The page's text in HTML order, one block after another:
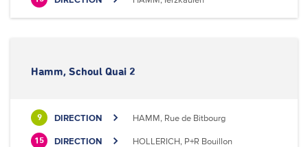
Hamm, Schoul Quai 2
9 DIRECTION HAMM, Rue de Bitbourg
15 DIRECTION HOLLERICH, P+R Bouillon